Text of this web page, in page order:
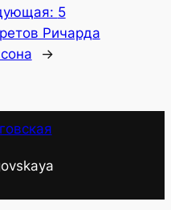
5
Ричарда
→